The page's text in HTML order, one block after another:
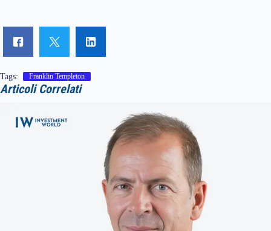
Tags: Franklin Templeton
Articoli Correlati